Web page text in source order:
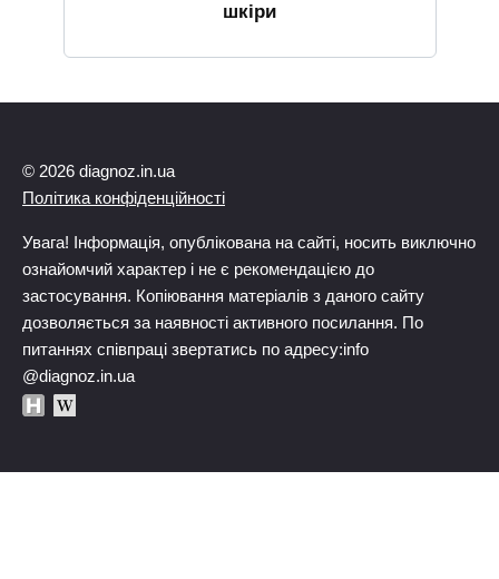
шкіри
© 2026 diagnoz.in.ua
Політика конфіденційності
Увага! Інформація, опублікована на сайті, носить виключно
ознайомчий характер і не є рекомендацією до
застосування. Копіювання матеріалів з даного сайту
дозволяється за наявності активного посилання. По
питаннях співпраці звертатись по адресу:info
@diagnoz.in.ua